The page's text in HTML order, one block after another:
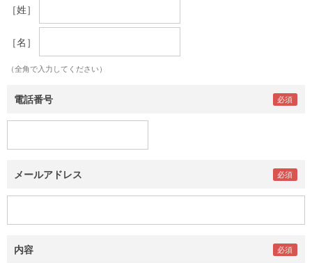
［姓］
［名］
（全角で入力してください）
電話番号
メールアドレス
内容